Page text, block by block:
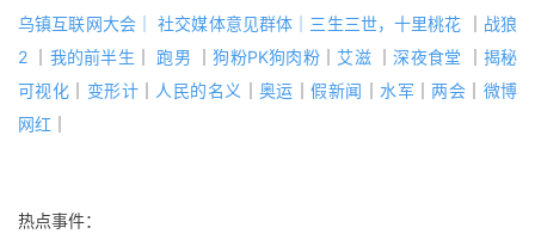
乌镇互联网大会｜社交媒体意见群体 ｜三生三世，十里桃花
战狼
2
我的前半生 跑男 ｜狗粉PK狗肉粉｜ 艾滋 ｜深夜食堂
揭秘
可视化
变形计 人民的名义 ｜奥运 ｜假新闻 水军 ｜两会
微博
网红
热点事件：